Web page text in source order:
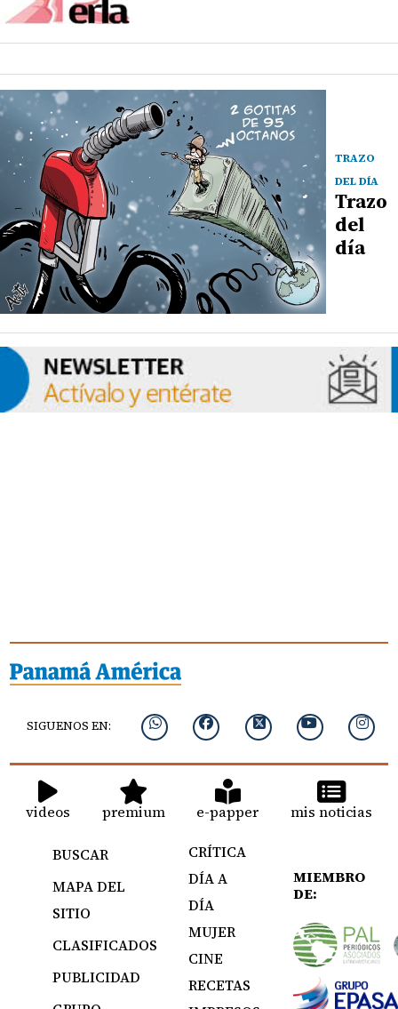
TRAZO
DEL DÍA
Trazo
del
día
SIGUENOS EN:
videos premium e-papper mis noticias
BUSCAR
MAPA DEL
SITIO
CLASIFICADOS
PUBLICIDAD
CRÍTICA
DÍA A
DÍA
MUJER
CINE
RECETAS
MIEMBRO
DE: